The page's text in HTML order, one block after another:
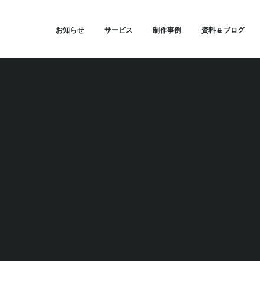
お知らせ サービス 制作事例 資料 & ブログ